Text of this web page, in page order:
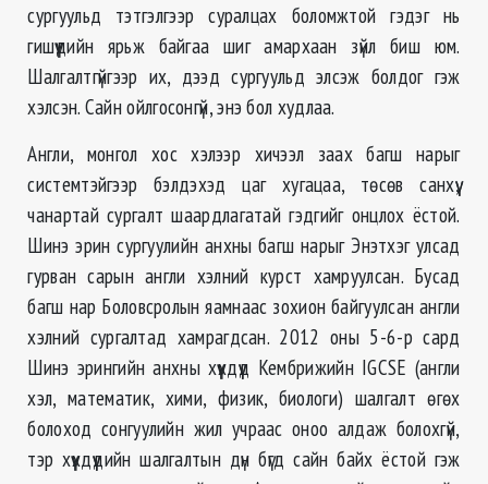
сургуульд тэтгэлгээр суралцах боломжтой гэдэг нь
гишүүдийн ярьж байгаа шиг амархаан зүйл биш юм.
Шалгалтгүйгээр их, дээд сургуульд элсэж болдог гэж
хэлсэн. Сайн ойлгосонгүй, энэ бол худлаа.
Англи, монгол хос хэлээр хичээл заах багш нарыг
системтэйгээр бэлдэхэд цаг хугацаа, төсөв санхүү,
чанартай сургалт шаардлагатай гэдгийг онцлох ёстой.
Шинэ эрин сургуулийн анхны багш нарыг Энэтхэг улсад
гурван сарын англи хэлний курст хамруулсан. Бусад
багш нар Боловсролын яамнаас зохион байгуулсан англи
хэлний сургалтад хамрагдсан. 2012 оны 5-6-р сард
Шинэ эрингийн анхны хүүхдүүд Кембрижийн IGCSE (англи
хэл, математик, хими, физик, биологи) шалгалт өгөх
болоход сонгуулийн жил учраас оноо алдаж болохгүй,
тэр хүүхдүүдийн шалгалтын дүн бүгд сайн байх ёстой гэж